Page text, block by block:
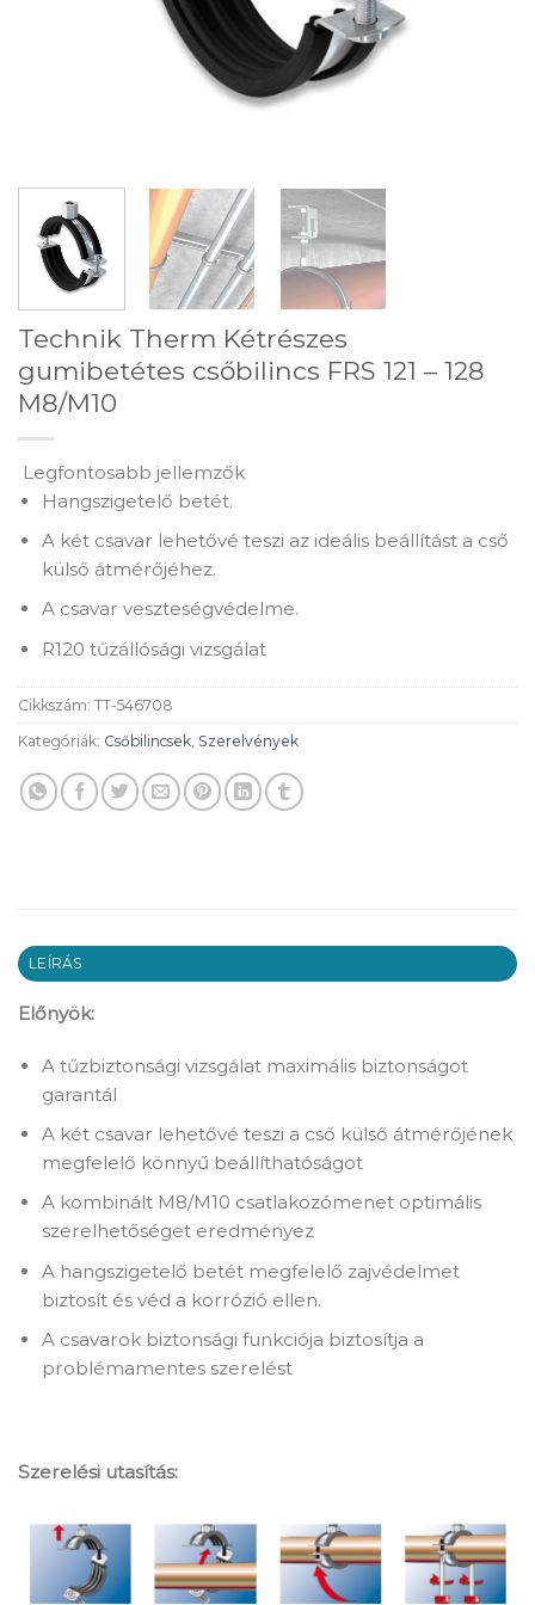
Technik Therm Kétrészes
gumibetétes csőbilincs FRS 121 – 128
M8/M10
Legfontosabb jellemzők
Hangszigetelő betét.
A két csavar lehetővé teszi az ideális beállítást a cső
külső átmérőjéhez.
A csavar veszteségvédelme.
R120 tűzállósági vizsgálat
Cikkszám: TT-546708
Kategóriák: Csőbilincsek, Szerelvények
LEÍRÁS
Előnyök:
A tűzbiztonsági vizsgálat maximális biztonságot
garantál
A két csavar lehetővé teszi a cső külső átmérőjének
megfelelő könnyű beállíthatóságot
A kombinált M8/M10 csatlakozómenet optimális
szerelhetőséget eredményez
A hangszigetelő betét megfelelő zajvédelmet
biztosít és véd a korrózió ellen.
A csavarok biztonsági funkciója biztosítja a
problémamentes szerelést
Szerelési utasítás: